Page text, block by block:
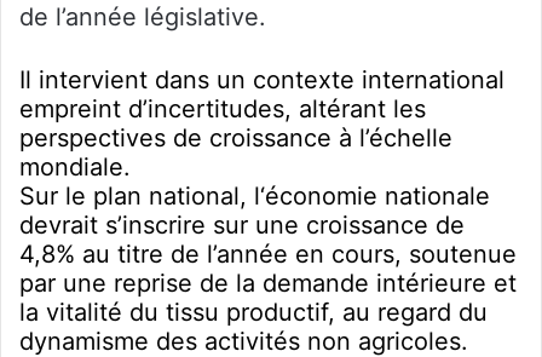
de l’année législative.
Il intervient dans un contexte international
empreint d’incertitudes, altérant les
perspectives de croissance à l’échelle
mondiale.
Sur le plan national, l‘économie nationale
devrait s’inscrire sur une croissance de
4,8% au titre de l’année en cours, soutenue
par une reprise de la demande intérieure et
la vitalité du tissu productif, au regard du
dynamisme des activités non agricoles.